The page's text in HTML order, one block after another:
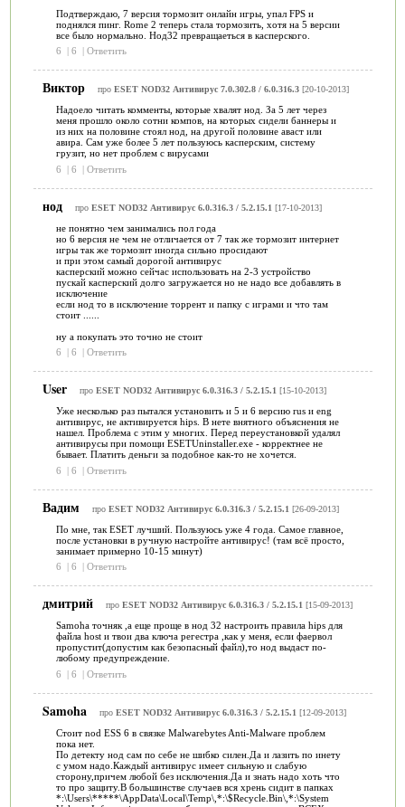
Подтверждаю, 7 версия тормозит онлайн игры, упал FPS и
поднялся пинг. Rome 2 теперь стала тормозить, хотя на 5 версии
все было нормально. Нод32 превращаеться в касперского.
6
| 6 | Ответить
Виктор про ESET NOD32 Антивирус 7.0.302.8 / 6.0.316.3[20-10-2013]
Надоело читать комменты, которые хвалят нод. За 5 лет через
меня прошло около сотни компов, на которых сидели баннеры и
из них на половине стоял нод, на другой половине аваст или
авира. Сам уже более 5 лет пользуюсь касперским, систему
грузит, но нет проблем с вирусами
6
| 6 | Ответить
нод про ESET NOD32 Антивирус 6.0.316.3 / 5.2.15.1 [17-10-2013]
не понятно чем занимались пол года
но 6 версия не чем не отличается от 7 так же тормозит интернет
игры так же тормозит иногда сильно просидают
и при этом самый дорогой антивирус
касперский можно сейчас использовать на 2-3 устройство
пускай касперский долго загружается но не надо все добавлять в
исключение
если нод то в исключение торрент и папку с играми и что там
стоит ......
ну а покупать это точно не стоит
6
| 6 | Ответить
User про ESET NOD32 Антивирус 6.0.316.3 / 5.2.15.1 [15-10-2013]
Уже несколько раз пытался установить и 5 и 6 версию rus и eng
антивирус, не активируется hips. В нете внятного объяснения не
нашел. Проблема с этим у многих. Перед переустановкой удалял
антивирусы при помощи ESETUninstaller.exe - корректнее не
бывает. Платить деньги за подобное как-то не хочется.
6
| 6 | Ответить
Вадим про ESET NOD32 Антивирус 6.0.316.3 / 5.2.15.1 [26-09-2013]
По мне, так ESET лучший. Пользуюсь уже 4 года. Самое главное,
после установки в ручную настройте антивирус! (там всё просто,
занимает примерно 10-15 минут)
6
| 6 | Ответить
дмитрий про ESET NOD32 Антивирус 6.0.316.3 / 5.2.15.1 [15-09-2013]
Samoha точняк ,а еще проще в нод 32 настроить правила hips для
файла host и твои два ключа регестра ,как у меня, если фаервол
пропустит(допустим как безопасный файл),то нод выдаст по-
любому предупреждение.
6
| 6 | Ответить
Samoha про ESET NOD32 Антивирус 6.0.316.3 / 5.2.15.1 [12-09-2013]
Стоит nod ESS 6 в связке Malwarebytes Anti-Malware проблем
пока нет.
По детекту нод сам по себе не шибко силен.Да и лазить по инету
с умом надо.Каждый антивирус имеет сильную и слабую
сторону,причем любой без исключения.Да и знать надо хоть что
то про защиту.В большинстве случаев вся хрень сидит в папках
*:\Users\*****\AppData\Local\Temp\,*:\$Recycle.Bin\,*:\System